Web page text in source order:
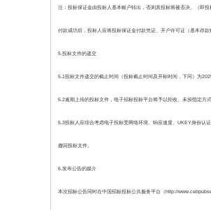
注：投标保证金由投标人基本账户转出，否则其投标将被否决。（即
付款成功后，投标人应将投标保证金付款凭证、开户许可证（基本存
5.投标文件的递交
5.1投标文件递交的截止时间（投标截止时间及开标时间，下同）为
5.2逾期上传的投标文件，电子招标投标平台将予以拒收。未按指定方
5.3投标人应综合考虑电子投标受网络环境、响应速度、UKEY身份认
撤回投标文件。
6.发布公告的媒介
本次招标公告同时在中国招标投标公共服务平台（http://